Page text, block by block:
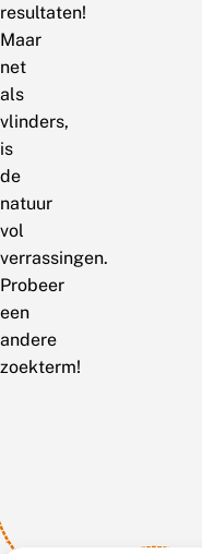
resultaten!
Maar
net
als
vlinders,
is
de
natuur
vol
verrassingen.
Probeer
een
andere
zoekterm!